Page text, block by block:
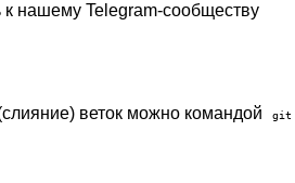
к нашему Telegram-сообществу
веток можно командой
git